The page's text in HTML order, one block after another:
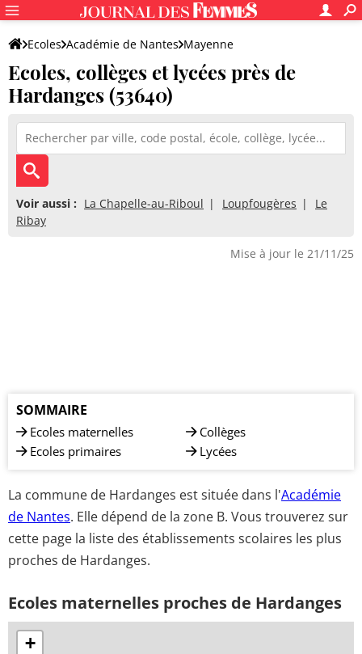
Ecoles Académie de Nantes Mayenne
Ecoles, collèges et lycées près de
Hardanges (53640)
Voir aussi : La Chapelle-au-Riboul Loupfougères
Le
Ribay
Mise à jour le 21/11/25
SOMMAIRE
Ecoles maternelles
Ecoles primaires
Collèges
Lycées
La commune de Hardanges est située dans l'Académie
de Nantes. Elle dépend de la zone B. Vous trouverez sur
cette page la liste des établissements scolaires les plus
proches de Hardanges.
Ecoles maternelles proches de Hardanges
+